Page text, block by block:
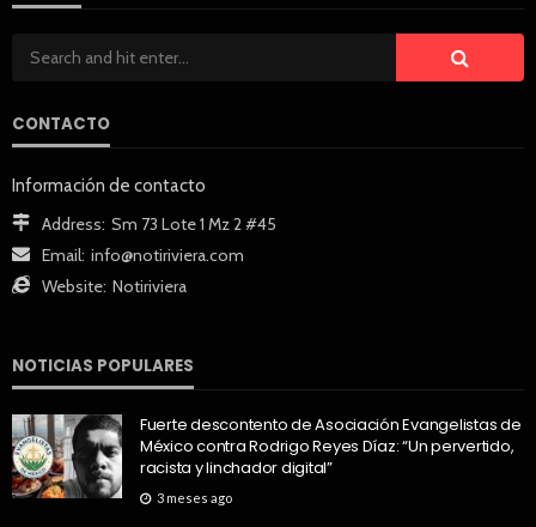
CONTACTO
Información de contacto
Address: Sm 73 Lote 1 Mz 2 #45
Email: info@notiriviera.com
Website: Notiriviera
NOTICIAS POPULARES
Fuerte descontento de Asociación Evangelistas de
México contra Rodrigo Reyes Díaz: “Un pervertido,
racista y linchador digital”
3 meses ago